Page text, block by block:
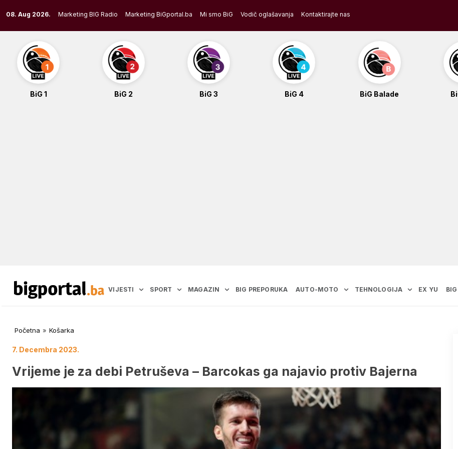
to
content
08. Aug 2026. Marketing BIG Radio Marketing BiGportal.ba Mi smo BiG Vodič oglašavanja Kontaktirajte nas
BiG 1 BiG 2 BiG 3 BiG 4 BiG Balade
VIJESTI SPORT MAGAZIN BIG PREPORUKA AUTO-MOTO TEHNOLOGIJA EX YU
Početna » Košarka
7. Decembra 2023.
Vrijeme je za debi Petruševa – Barcokas ga najavio protiv Bajerna